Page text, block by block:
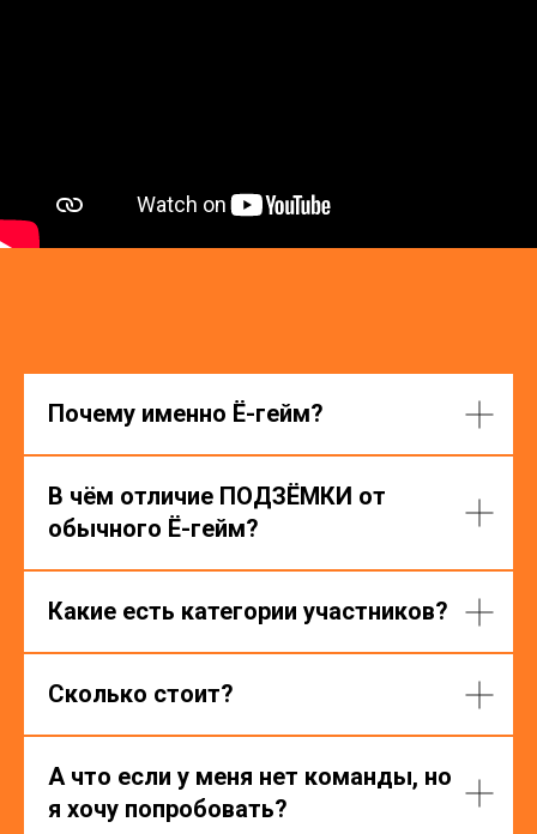
Почему именно Ё-гейм?
В чём отличие ПОДЗЁМКИ от
обычного Ё-гейм?
Какие есть категории участников?
Сколько стоит?
А что если у меня нет команды, но
я хочу попробовать?